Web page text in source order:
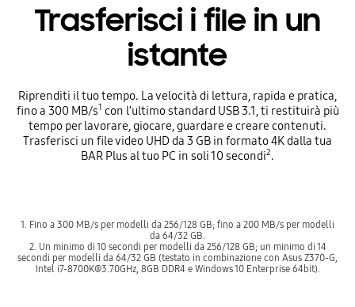
Trasferisci i file in un
istante
Riprenditi il tuo tempo. La velocità di lettura, rapida e pratica,
fino a 300 MB/s1 con l’ultimo standard USB 3.1, ti restituirà più
tempo per lavorare, giocare, guardare e creare contenuti.
Trasferisci un file video UHD da 3 GB in formato 4K dalla tua
BAR Plus al tuo PC in soli 10 secondi2.
1. Fino a 300 MB/s per modelli da 256/128 GB; fino a 200 MB/s per modelli
da 64/32 GB.
2. Un minimo di 10 secondi per modelli da 256/128 GB; un minimo di 14
secondi per modelli da 64/32 GB (testato in combinazione con Asus Z370-G,
Intel i7-8700K@3.70GHz, 8GB DDR4 e Windows 10 Enterprise 64bit).